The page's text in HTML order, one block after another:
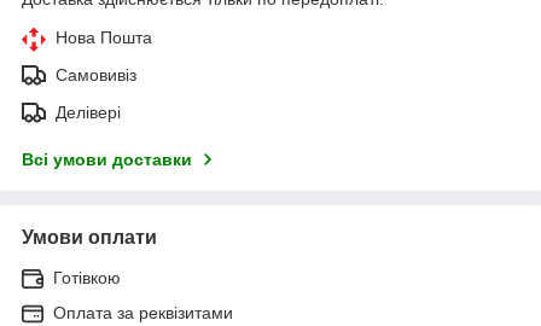
Нова Пошта
Самовивіз
Делівері
Всі умови доставки
Умови оплати
Готівкою
Оплата за реквізитами